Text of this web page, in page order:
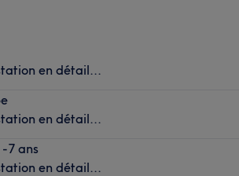
en détail...
en détail...
7 ans
en détail...